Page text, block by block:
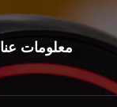
معلومات عنا